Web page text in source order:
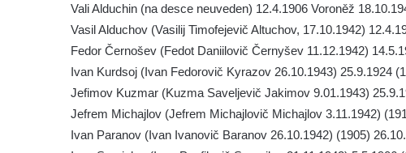
pomníku obětem válek na náměstí J. V.
Kamarýta ve Velešíně
Pomník obětem 1. a 2. světové války na
náměstí J. V. Kamarýta ve Velešíně
Pomník obětem 1. a 2. světové války v
Římově
Vali Alduchin (na desce neuveden) 12.4.1906 Voroněž
Vasil Alduchov (Vasilij Timofejevič Altuchov, 17.10.1942)
Fedor Černošev (Fedot Daniilovič Černyšev 11.12.1942)
Ivan Kurdsoj (Ivan Fedorovič Kyrazov 26.10.1943) 25.9.1924
Jefimov Kuzmar (Kuzma Saveljevič Jakimov 9.01.1943)
Jefrem Michajlov (Jefrem Michajlovič Michajlov 3.11.1942)
Ivan Paranov (Ivan Ivanovič Baranov 26.10.1942) (1905)